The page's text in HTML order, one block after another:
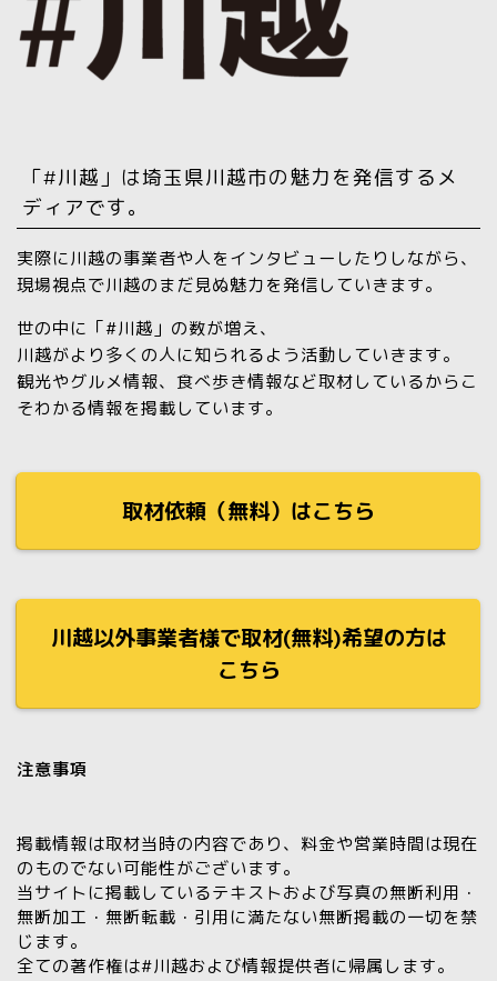
「#川越」は埼玉県川越市の魅力を発信するメ
ディアです。
実際に川越の事業者や人をインタビューしたりしながら、
現場視点で川越のまだ見ぬ魅力を発信していきます。
世の中に「#川越」の数が増え、
川越がより多くの人に知られるよう活動していきます。
観光やグルメ情報、食べ歩き情報など取材しているからこ
そわかる情報を掲載しています。
取材依頼（無料）はこちら
川越以外事業者様で取材(無料)希望の方は
こちら
注意事項
掲載情報は取材当時の内容であり、料金や営業時間は現在
のものでない可能性がございます。
当サイトに掲載しているテキストおよび写真の無断利用・
無断加工・無断転載・引用に満たない無断掲載の一切を禁
じます。
全ての著作権は#川越および情報提供者に帰属します。